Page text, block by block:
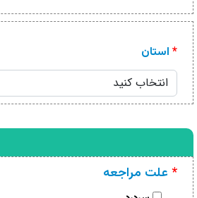
* استان
* علت مراجعه